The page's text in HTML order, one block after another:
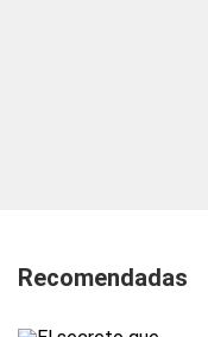
Recomendadas